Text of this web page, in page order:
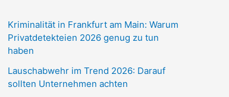
Kriminalität in Frankfurt am Main: Warum
Privatdetekteien 2026 genug zu tun
haben
Lauschabwehr im Trend 2026: Darauf
sollten Unternehmen achten